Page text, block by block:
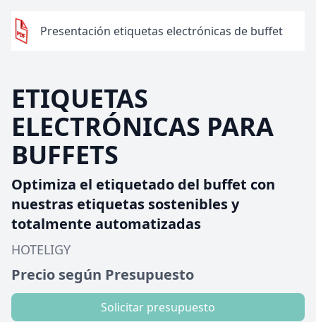
Presentación etiquetas electrónicas de buffet
ETIQUETAS
ELECTRÓNICAS PARA
BUFFETS
Optimiza el etiquetado del buffet con
nuestras etiquetas sostenibles y
totalmente automatizadas
HOTELIGY
Precio según Presupuesto
Solicitar presupuesto